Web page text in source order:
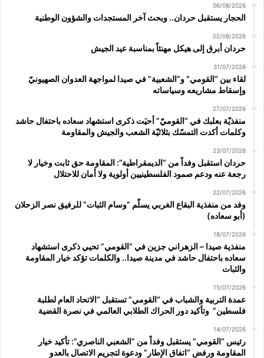
06/08/2026
الحجار يستقبل حردان.. وبحث آخر المستجدات والشؤون الوطنية
02/08/2026
حردان أبرق إلى هيكل مهنئاً بمناسبة عيد الجيش
31/07/2026
لقاء بين “القومي” و”الشعبية” في صيدا لمواجهة العدوان الصهيونيّ
وإسقاط مشاريعه وسياساته
27/07/2026
منفذيّة بعلبك في “القوميّ” أحيَت ذكرى استشهاد سعاده باحتفال حاشد
وكلمات أكدت التمسّك بثلاثيّة الشعب والجيش والمقاومة
23/07/2026
حردان استقبل وفداً من “الديمقراطية”: المقاومة حق ثابت وخيار لا
رجعة عنه ودعم صمود الفلسطينيين أولوية ولا أمان للاحتلال
22/07/2026
وفد من منفذية البقاع الغربي يسلّم “وسام الثبات” للرفيق نصر الزحلان
(أبو سعاده)
18/07/2026
منفذية صيدا – الزهراني جزين في “القومي” تحيي ذكرى استشهاد
سعاده باحتفال حاشد في مدينة صيدا.. والكلمات تؤكد خيار المقاومة
والثبات
15/07/2026
عمدة التربية والشباب في “القومي” تستقبل “الاتحاد العام لطلبة
فلسطين” وتأكيد دور الحراك الطلابي العالمي في نصرة القضية
14/07/2026
رئيس “القومي” يستقبل وفداً من “الشعبي الناصري”: تأكيد خيار
المقاومة ورفض “اتفاق الإطار” ودعوة لتجريم الاتصال بالعدو